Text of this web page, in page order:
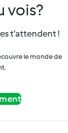
vois?
t'attendent !
le monde de